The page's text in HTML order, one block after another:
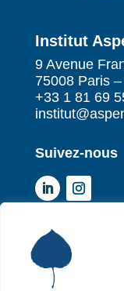
Institut
9 Avenue
75008 Paris
+33 1 81 69
Suivez-nous
P Institut
P Qui sommes-